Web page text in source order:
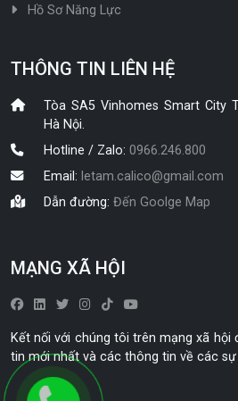
Hồ Sơ Năng Lực
THÔNG TIN LIÊN HỆ
Tòa SA5 Vinhomes Smart City
Hà Nội.
Hotline / Zalo:0966.246.800
Email: letam.calico@gmail.com
Dẫn đường:Đến Goolge Map
MẠNG XÃ HỘI
Kết nối với chúng tôi trên mạng xã
tin mới nhất và các thông tin về các